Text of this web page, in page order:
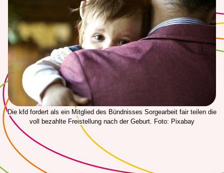
Die kfd fordert als ein Mitglied des Bündnisses Sorgearbeit fair teilen die
voll bezahlte Freistellung nach der Geburt. Foto: Pixabay